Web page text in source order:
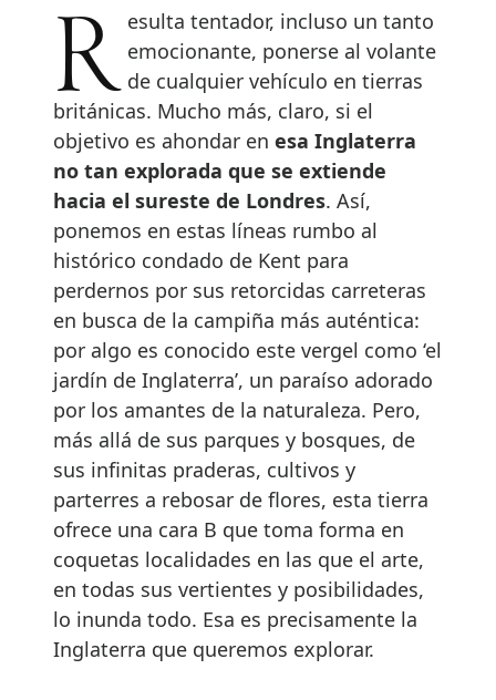
Resulta tentador, incluso un tanto emocionante, ponerse al volante
de cualquier vehículo en tierras
británicas. Mucho más, claro, si el
objetivo es ahondar en esa Inglaterra
no tan explorada que se extiende
hacia el sureste de Londres. Así,
ponemos en estas líneas rumbo al
histórico condado de Kent para
perdernos por sus retorcidas carreteras
en busca de la campiña más auténtica:
por algo es conocido este vergel como ‘el
jardín de Inglaterra’, un paraíso adorado
por los amantes de la naturaleza. Pero,
más allá de sus parques y bosques, de
sus infinitas praderas, cultivos y
parterres a rebosar de flores, esta tierra
ofrece una cara B que toma forma en
coquetas localidades en las que el arte,
en todas sus vertientes y posibilidades,
lo inunda todo. Esa es precisamente la
Inglaterra que queremos explorar.